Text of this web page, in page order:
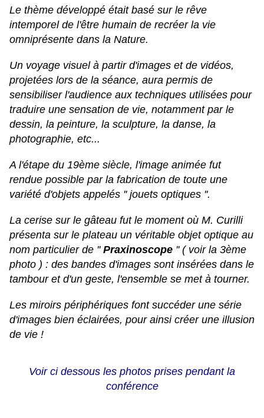
Le thème développé était basé sur le rêve
intemporel de l'être humain de recréer la vie
omniprésente dans la Nature.
Un voyage visuel à partir d'images et de vidéos,
projetées lors de la séance, aura permis de
sensibiliser l'audience aux techniques utilisées pour
traduire une sensation de vie, notamment par le
dessin, la peinture, la sculpture, la danse, la
photographie, etc...
A l'étape du 19ème siècle, l'image animée fut
rendue possible par la fabrication de toute une
variété d'objets appelés '' jouets optiques ''.
La cerise sur le gâteau fut le moment où M. Curilli
présenta sur le plateau un véritable objet optique au
nom particulier de '' Praxinoscope '' ( voir la 3ème
photo ) : des bandes d'images sont insérées dans le
tambour et d'un geste, l'ensemble se met à tourner.
Les miroirs périphériques font succéder une série
d'images bien éclairées, pour ainsi créer une illusion
de vie !
Voir ci dessous les photos prises pendant la
conférence